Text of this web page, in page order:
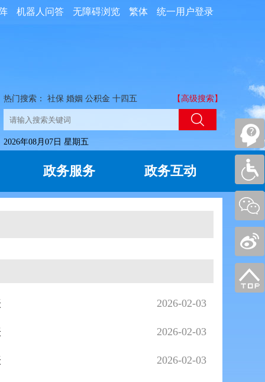
统一用户登录
繁体
无障碍浏览
机器人问答
热门搜索： 社保 婚姻 公积金 十四五 【高级搜索】
2026年08月07日 星期五
政务服务 政务互动
2026-02-03
2026-02-03
2026-02-03